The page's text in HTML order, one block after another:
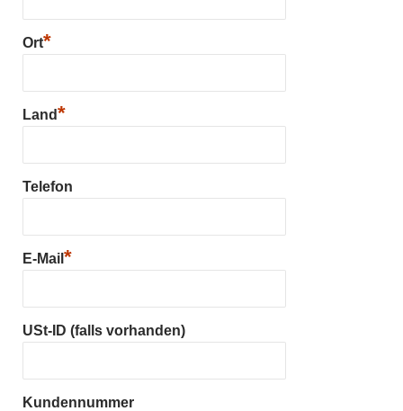
Ort*
Land*
Telefon
E-Mail *
USt-ID (falls vorhanden)
Kundennummer